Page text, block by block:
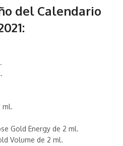
del Calendario
ml.
Gold Energy de 2 ml.
Volume de 2 ml.